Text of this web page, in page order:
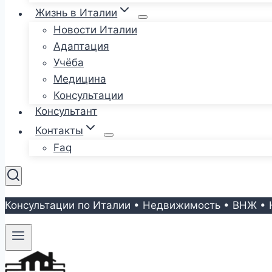
Жизнь в Италии
Новости Италии
Адаптация
Учёба
Медицина
Консультации
Консультант
Контакты
Faq
Консультации по Италии • Недвижимость • ВНЖ •